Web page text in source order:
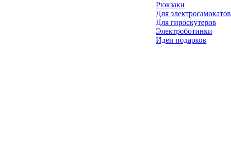
Рюкзаки
Для электросамокатов
Для гироскутеров
Электроботинки
Идеи подарков